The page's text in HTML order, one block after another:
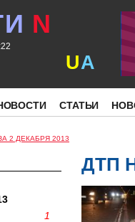
N
UA
СТАТЬИ
2 ДЕКАБРЯ 2013
1
ДТП